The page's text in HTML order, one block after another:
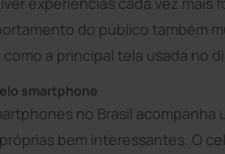
do público também
a principal tela usada no
smartphone
no Brasil acompanha
bem interessantes. O